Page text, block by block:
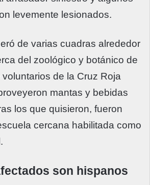
levemente lesionados.
de varias cuadras alrededor
del zoológico y botánico de
de la Cruz Roja
mantas y bebidas
los que quisieron, fueron
cercana habilitada como
son hispanos